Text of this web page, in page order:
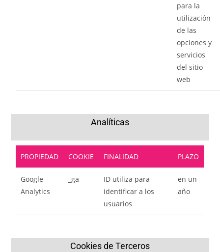
para la
utilización
de las
opciones y
servicios
del sitio
web
Analíticas
PROPIEDAD COOKIE FINALIDAD PLAZO
Google
Analytics
_ga
ID utiliza para
identificar a los
usuarios
en un
año
Cookies de Terceros